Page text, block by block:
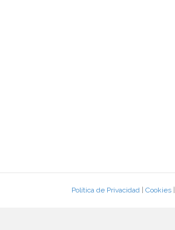
Política de Privacidad| Cookies|